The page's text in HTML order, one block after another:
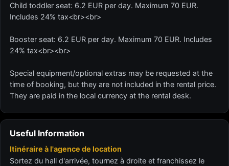
Child toddler seat: 6.2 EUR per day. Maximum 70 EUR.
Includes 24% tax<br><br>
Booster seat: 6.2 EUR per day. Maximum 70 EUR. Includes
24% tax<br><br>
Special equipment/optional extras may be requested at the
time of booking, but they are not included in the rental price.
They are paid in the local currency at the rental desk.
Useful Information
Itinéraire à l'agence de location
Sortez du hall d'arrivée, tournez à droite et franchissez le